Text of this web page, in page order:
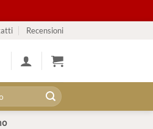
Recensioni